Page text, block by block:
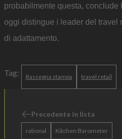
probabilmente questa, conclude
oggi distingue i leader del travel
di adattamento.
Tag: Rassegna stampa travel retail
Precedente in lista
rational Kitchen Barometer